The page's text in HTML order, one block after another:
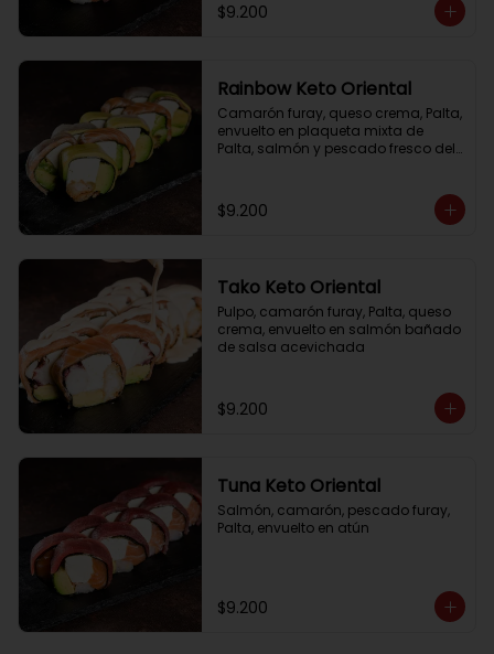
$9.200
Rainbow Keto Oriental
Camarón furay, queso crema, Palta,
envuelto en plaqueta mixta de
Palta, salmón y pescado fresco del
$9.200
Tako Keto Oriental
Pulpo, camarón furay, Palta, queso
crema, envuelto en salmón bañado
de salsa acevichada
$9.200
Tuna Keto Oriental
Salmón, camarón, pescado furay,
Palta, envuelto en atún
$9.200